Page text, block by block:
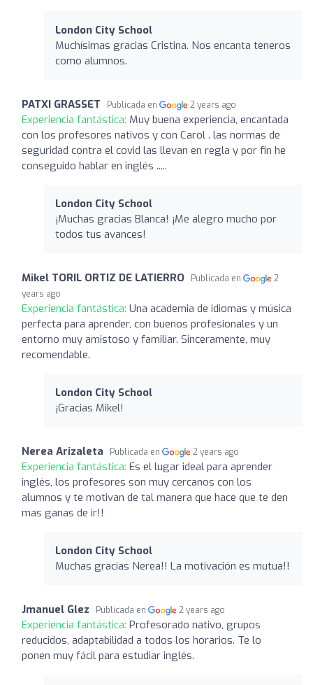
London City School
Muchísimas gracias Cristina. Nos encanta teneros
como alumnos.
PATXI GRASSET Publicada en 2 years ago
Experiencia fantástica: Muy buena experiencia, encantada
con los profesores nativos y con Carol . las normas de
seguridad contra el covid las llevan en regla y por fin he
conseguido hablar en inglés .....
London City School
¡Muchas gracias Blanca! ¡Me alegro mucho por
todos tus avances!
Mikel TORIL ORTIZ DE LATIERRO Publicada en
2
years ago
Experiencia fantástica: Una academia de idiomas y música
perfecta para aprender, con buenos profesionales y un
entorno muy amistoso y familiar. Sinceramente, muy
recomendable.
London City School
¡Gracias Mikel!
Nerea Arizaleta Publicada en 2 years ago
Experiencia fantástica: Es el lugar ideal para aprender
inglés, los profesores son muy cercanos con los
alumnos y te motivan de tal manera que hace que te den
mas ganas de ir!!
London City School
Muchas gracias Nerea!! La motivación es mutua!!
Jmanuel Glez Publicada en 2 years ago
Experiencia fantástica: Profesorado nativo, grupos
reducidos, adaptabilidad a todos los horarios. Te lo
ponen muy fácil para estudiar inglés.